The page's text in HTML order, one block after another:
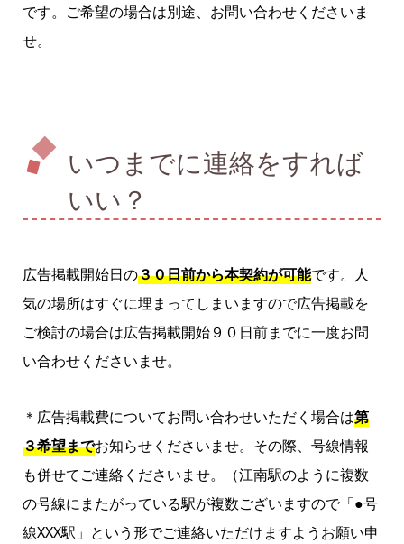
です。ご希望の場合は別途、お問い合わせくださいま
せ。
いつまでに連絡をすれば
いい？
広告掲載開始日の３０日前から本契約が可能です。人
気の場所はすぐに埋まってしまいますので広告掲載を
ご検討の場合は広告掲載開始９０日前までに一度お問
い合わせくださいませ。
＊広告掲載費についてお問い合わせいただく場合は第
３希望までお知らせくださいませ。その際、号線情報
も併せてご連絡くださいませ。（江南駅のように複数
の号線にまたがっている駅が複数ございますので「●号
線XXX駅」という形でご連絡いただけますようお願い申